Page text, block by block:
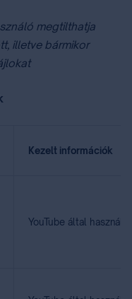
megtilthatja
illetve bármikor
Kezelt információk
YouTube által